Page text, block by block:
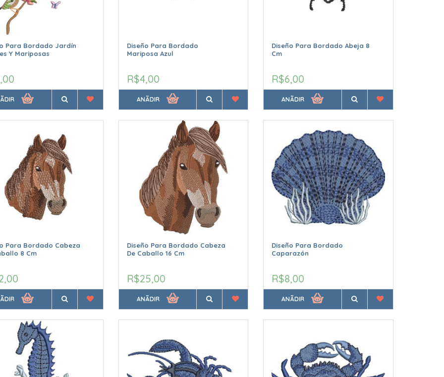
Para Bordado Jardín
Y Mariposas
Diseño Para Bordado
Mariposa Azul
R$4,00
ANÃDIR
Diseño Para Bordado Abeja 8
Cm
R$6,00
ANÃDIR
Para Bordado Cabeza
8 Cm
Diseño Para Bordado Cabeza
De Caballo 16 Cm
R$25,00
ANÃDIR
Diseño Para Bordado
Caparazón
R$8,00
ANÃDIR